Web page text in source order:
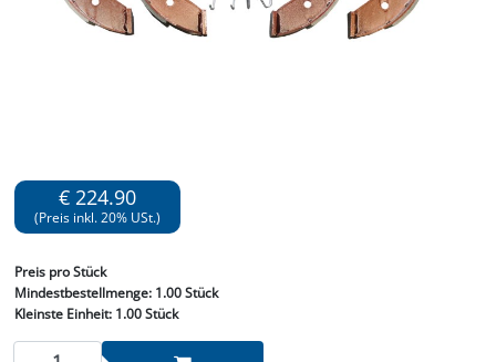
€ 224.90
(Preis inkl. 20% USt.)
Preis pro Stück
Mindestbestellmenge: 1.00 Stück
Kleinste Einheit:1.00 Stück